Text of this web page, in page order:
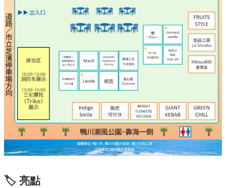
🏷 亮點